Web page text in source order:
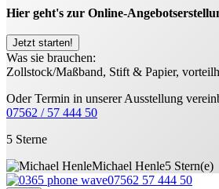
Hier geht's zur Online-
Jetzt starten!
Was sie brauchen:
Zollstock/Maßband, Stift & Papier,
Oder Termin in unserer Ausstellung
07562 / 57 444 50
5 Sterne
Michael Henle5 Stern(e)
07562 57 444 50